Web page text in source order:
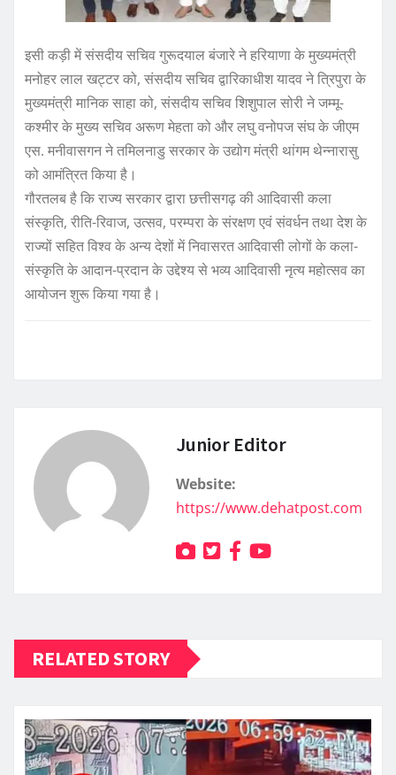
इसी कड़ी में संसदीय सचिव गुरूदयाल बंजारे ने हरियाणा के मुख्यमंत्री
मनोहर लाल खट्टर को, संसदीय सचिव द्वारिकाधीश यादव ने त्रिपुरा के
मुख्यमंत्री मानिक साहा को, संसदीय सचिव शिशुपाल सोरी ने जम्मू-
कश्मीर के मुख्य सचिव अरूण मेहता को और लघु वनोपज संघ के जीएम
एस. मनीवासगन ने तमिलनाडु सरकार के उद्योग मंत्री थांगम थेन्नारासु
को आमंत्रित किया है।
गौरतलब है कि राज्य सरकार द्वारा छत्तीसगढ़ की आदिवासी कला
संस्कृति, रीति-रिवाज, उत्सव, परम्परा के संरक्षण एवं संवर्धन तथा देश के
राज्यों सहित विश्व के अन्य देशों में निवासरत आदिवासी लोगों के कला-
संस्कृति के आदान-प्रदान के उद्देश्य से भव्य आदिवासी नृत्य महोत्सव का
आयोजन शुरू किया गया है।
Junior Editor
Website:
https://www.dehatpost.com
RELATED STORY